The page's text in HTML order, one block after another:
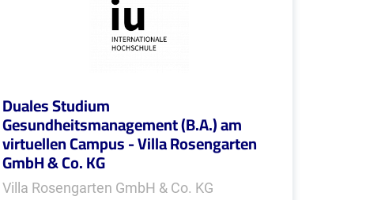
Duales Studium
Gesundheitsmanagement (B.A.) am
virtuellen Campus - Villa Rosengarten
GmbH & Co. KG
Villa Rosengarten GmbH & Co. KG